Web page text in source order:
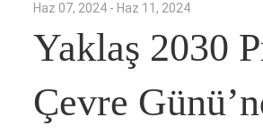
Haz 07, 2024 - Haz 11, 2024
Yaklaş 2030
Çevre